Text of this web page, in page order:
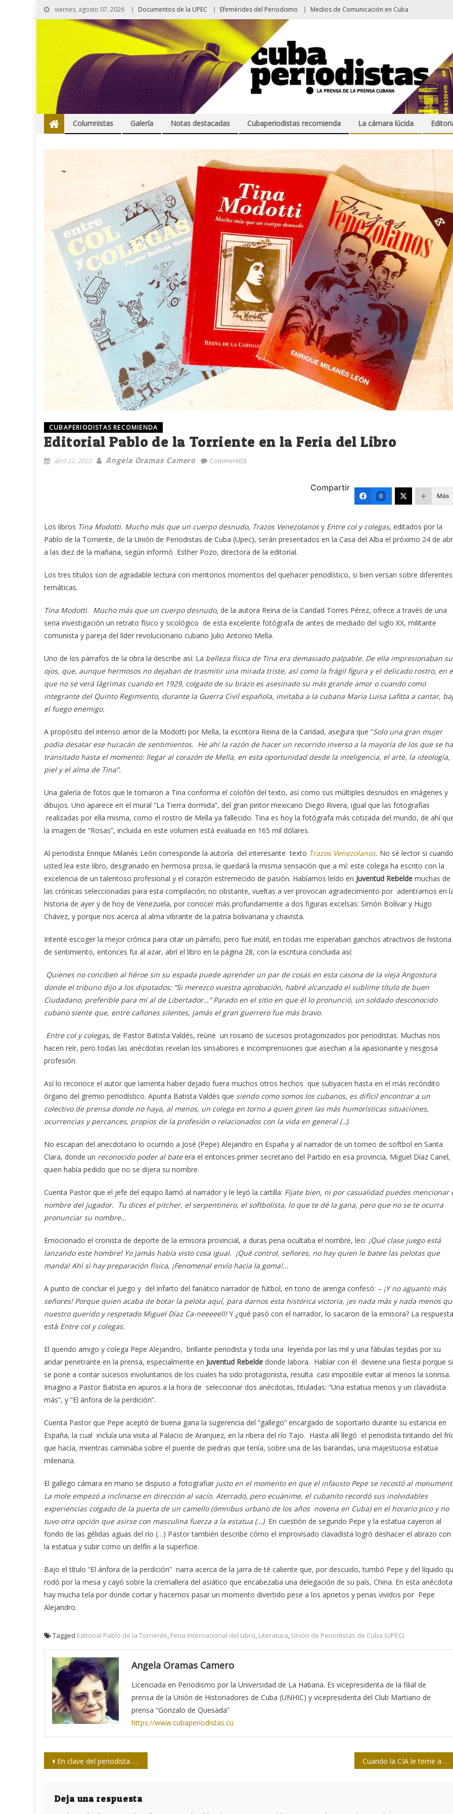
viernes, agosto 07, 2026 Documentos de la UPEC Efemérides del Periodismo Medios de Comunicación en Cuba
Columnistas Galería Notas destacadas Cubaperiodistas recomienda La cámara lúcida
CUBAPERIODISTAS RECOMIENDA
Editorial Pablo de la Torriente en la Feria del Libro
abril 22, 2022 Angela Oramas Camero Comment(0)
Compartir
0 Más
Los libros Tina Modotti. Mucho más que un cuerpo desnudo, Trazos Venezolanosy Entre col y colegas, editados por la
Pablo de la Torriente, de la Unión de Periodistas de Cuba (Upec), serán presentados en la Casa del Alba el próximo 24 de
a las diez de la mañana, según informó Esther Pozo, directora de la editorial.
Los tres títulos son de agradable lectura con meritorios momentos del quehacer periodístico, si bien versan sobre diferentes
temáticas.
Tina Modotti. Mucho más que un cuerpo desnudo, de la autora Reina de la Caridad Torres Pérez, ofrece a través de una
seria investigación un retrato físico y sicológico de esta excelente fotógrafa de antes de mediado del siglo XX, militante
comunista y pareja del líder revolucionario cubano Julio Antonio Mella.
Uno de los párrafos de la obra la describe así: La belleza física de Tina era demasiado palpable. De ella impresionaban
ojos, que, aunque hermosos no dejaban de trasmitir una mirada triste, así como la frágil figura y el delicado rostro, en
que no se verá lágrimas cuando en 1929, colgado de su brazo es asesinado su más grande amor o cuando como
integrante del Quinto Regimiento, durante la Guerra Civil española, invitaba a la cubana María Luisa Lafitta a cantar,
el fuego enemigo.
A propósito del intenso amor de la Modotti por Mella, la escritora Reina de la Caridad, asegura que “Solo una gran mujer
podía desatar ese huracán de sentimientos. He ahí la razón de hacer un recorrido inverso a la mayoría de los que se
transitado hasta el momento: llegar al corazón de Mella, en esta oportunidad desde la inteligencia, el arte, la ideología,
piel y el alma de Tina”.
Una galería de fotos que le tomaron a Tina conforma el colofón del texto, así como sus múltiples desnudos en imágenes y
dibujos. Uno aparece en el mural “La Tierra dormida”, del gran pintor mexicano Diego Rivera, igual que las fotografías
realizadas por ella misma, como el rostro de Mella ya fallecido. Tina es hoy la fotógrafa más cotizada del mundo, de ahí
la imagen de “Rosas”, incluida en este volumen está evaluada en 165 mil dólares.
Al periodista Enrique Milanés León corresponde la autoría del interesante texto Trazos Venezolanos. No sé lector si cuando
usted lea este libro, desgranado en hermosa prosa, le quedará la misma sensación que a mí: este colega ha escrito con la
excelencia de un talentoso profesional y el corazón estremecido de pasión. Habíamos leído en Juventud Rebelde muchas de
las crónicas seleccionadas para esta compilación; no obstante, vueltas a ver provocan agradecimiento por adentrarnos en
historia de ayer y de hoy de Venezuela, por conocer más profundamente a dos figuras excelsas: Simón Bolívar y Hugo
Chávez, y porque nos acerca al alma vibrante de la patria bolivariana y chavista.
Intenté escoger la mejor crónica para citar un párrafo, pero fue inútil, en todas me esperaban ganchos atractivos de historia
de sentimiento, entonces fui al azar, abrí el libro en la página 28, con la escritura concluida así:
Quienes no conciben al héroe sin su espada puede aprender un par de cosas en esta casona de la vieja Angostura
donde el tribuno dijo a los diputados: “Si merezco vuestra aprobación, habré alcanzado el sublime título de buen
Ciudadano, preferible para mí al de Libertador…” Parado en el sitio en que él lo pronunció, un soldado desconocido
cubano siente que, entre cañones silentes, jamás el gran guerrero fue más bravo.
Entre col y colegas, de Pastor Batista Valdés, reúne un rosario de sucesos protagonizados por periodistas. Muchas nos
hacen reír, pero todas las anécdotas revelan los sinsabores e incomprensiones que asechan a la apasionante y riesgosa
profesión.
Así lo reconoce el autor que lamenta haber dejado fuera muchos otros hechos que subyacen hasta en el más recóndito
órgano del gremio periodístico. Apunta Batista Valdés que siendo como somos los cubanos, es difícil encontrar a un
colectivo de prensa donde no haya, al menos, un colega en torno a quien giren las más humorísticas situaciones,
ocurrencias y percances, propios de la profesión o relacionados con la vida en general (..).
No escapan del anecdotario lo ocurrido a José (Pepe) Alejandro en España y al narrador de un torneo de softbol en Santa
Clara, donde un reconocido poder al bateera el entonces primer secretario del Partido en esa provincia, Miguel Díaz Canel,
quien había pedido que no se dijera su nombre.
Cuenta Pastor que el jefe del equipo llamó al narrador y le leyó la cartilla: Fíjate bien, ni por casualidad puedes mencionar
nombre del jugador. Tu dices el pitcher, el serpentinero, el softbolista, lo que te dé la gana, pero que no se te ocurra
pronunciar su nombre…
Emocionado el cronista de deporte de la emisora provincial, a duras pena ocultaba el nombre, leo: ¡Qué clase juego está
lanzando este hombre! Yo jamás había visto cosa igual. ¡Qué control, señores, no hay quien le batee las pelotas que
manda! Ahí si hay preparación física, ¡Fenomenal envío hacia la goma!…
A punto de concluir el juego y del infarto del fanático narrador de fútbol, en tono de arenga confesó: – ¡Y no aguanto más
señores! Porque quien acaba de botar la pelota aquí, para darnos esta histórica victoria, ¡es nada más y nada menos
nuestro querido y respetado Miguel Díaz Ca-neeeeell!Y ¿qué pasó con el narrador, lo sacaron de la emisora? La respuesta
está Entre col y colegas.
El querido amigo y colega Pepe Alejandro, brillante periodista y toda una leyenda por las mil y una fábulas tejidas por su
andar penetrante en la prensa, especialmente en Juventud Rebelde donde labora. Hablar con él deviene una fiesta porque si
se pone a contar sucesos involuntarios de los cuales ha sido protagonista, resulta casi imposible evitar al menos la sonrisa.
Imagino a Pastor Batista en apuros a la hora de seleccionar dos anécdotas, tituladas: “Una estatua menos y un clavadista
más”, y “El ánfora de la perdición”.
Cuenta Pastor que Pepe aceptó de buena gana la sugerencia del “gallego” encargado de soportarlo durante su estancia en
España, la cual incluía una visita al Palacio de Aranjuez, en la ribera del río Tajo. Hasta allí llegó el periodista tiritando del
que hacía, mientras caminaba sobre el puente de piedras que tenía, sobre una de las barandas, una majestuosa estatua
milenaria.
El gallego cámara en mano se dispuso a fotografiar justo en el momento en que el infausto Pepe se recostó al
La mole empezó a inclinarse en dirección al vacío. Aterrado, pero ecuánime, el cubanito recordó sus inolvidables
experiencias colgado de la puerta de un camello (ómnibus urbano de los años novena en Cuba) en el horario pico y no
tuvo otra opción que asirse con masculina fuerza a la estatua (…) En cuestión de segundo Pepe y la estatua cayeron al
fondo de las gélidas aguas del río (…) Pastor también describe cómo el improvisado clavadista logró deshacer el abrazo con
la estatua y subir como un delfín a la superficie.
Bajo el título “El ánfora de la perdición” narra acerca de la jarra de té caliente que, por descuido, tumbó Pepe y del líquido
rodó por la mesa y cayó sobre la cremallera del asiático que encabezaba una delegación de su país, China. En esta anécdota
hay mucha tela por donde cortar y hacernos pasar un momento divertido pese a los aprietos y penas vividos por Pepe
Alejandro.
Tagged Editorial Pablo de la Torriente, Feria Internacional del Libro, Literatura, Unión de Periodistas de Cuba (UPEC)
Angela Oramas Camero
Licenciada en Periodismo por la Universidad de La Habana. Es vicepresidenta de la filial de
prensa de la Unión de Historiadores de Cuba (UNHIC) y vicepresidenta del Club Martiano de
prensa “Gonzalo de Quesada”
https://www.cubaperiodistas.cu
Navegación
entradas
En clave del periodista Orlando Pérez Cuando la CIA le teme a un reportero
Deja una respuesta